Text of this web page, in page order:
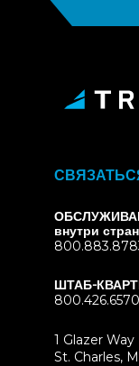
внутри
ШТАБ-
800.426.6570
1 Glazer Way
St. Charles,